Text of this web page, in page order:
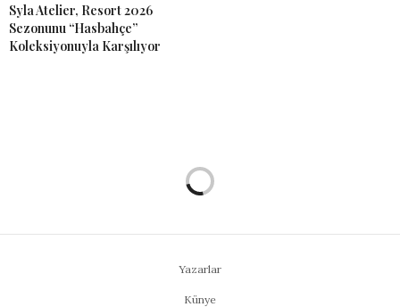
Syla Atelier, Resort 2026
Sezonunu “Hasbahçe”
Koleksiyonuyla Karşılıyor
Yazarlar
Künye